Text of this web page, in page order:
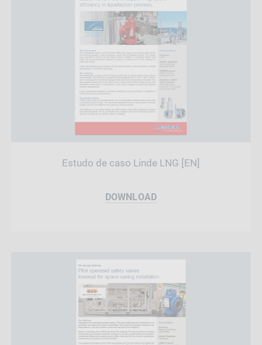
Estudo de caso Linde LNG [EN]
DOWNLOAD